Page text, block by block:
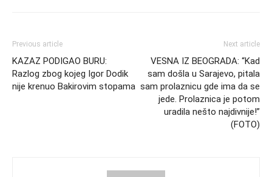
Previous article
KAZAZ PODIGAO BURU:
Razlog zbog kojeg Igor Dodik
nije krenuo Bakirovim stopama
Next article
VESNA IZ BEOGRADA: “Kad
sam došla u Sarajevo, pitala
sam prolaznicu gde ima da se
jede. Prolaznica je potom
uradila nešto najdivnije!”
(FOTO)